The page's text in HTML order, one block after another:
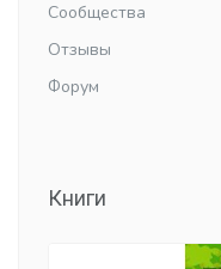
Сообщества
Отзывы
Форум
Книги